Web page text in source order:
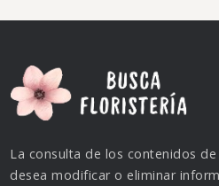
La consulta de los contenidos
desea modificar o eliminar